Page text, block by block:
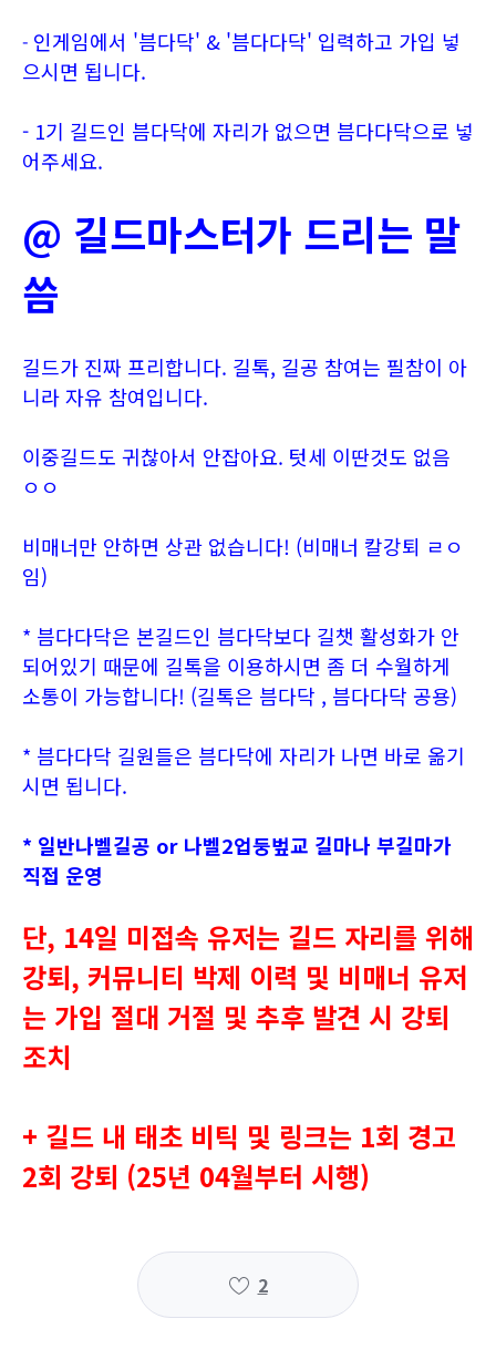
- 인게임에서 '븜다닥' & '븜다다닥' 입력하고 가입 넣
으시면 됩니다.
- 1기 길드인 븜다닥에 자리가 없으면 븜다다닥으로 넣
어주세요.
@ 길드마스터가 드리는 말
씀
길드가 진짜 프리합니다. 길톡, 길공 참여는 필참이 아
니라 자유 참여입니다.
이중길드도 귀찮아서 안잡아요. 텃세 이딴것도 없음
ㅇㅇ
비매너만 안하면 상관 없습니다! (비매너 칼강퇴 ㄹㅇ
임)
* 븜다다닥은 본길드인 븜다닥보다 길챗 활성화가 안
되어있기 때문에 길톡을 이용하시면 좀 더 수월하게
소통이 가능합니다! (길톡은 븜다닥 , 븜다다닥 공용)
* 븜다다닥 길원들은 븜다닥에 자리가 나면 바로 옮기
시면 됩니다.
* 일반나벨길공 or 나벨2업둥벞교 길마나 부길마가
직접 운영
단, 14일 미접속 유저는 길드 자리를 위해
강퇴, 커뮤니티 박제 이력 및 비매너 유저
는 가입 절대 거절 및 추후 발견 시 강퇴
조치
+ 길드 내 태초 비틱 및 링크는 1회 경고
2회 강퇴 (25년 04월부터 시행)
2